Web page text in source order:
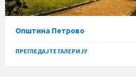
Општина Петрово
ПРЕГЛЕДАЈТЕ ГАЛЕРИЈУ